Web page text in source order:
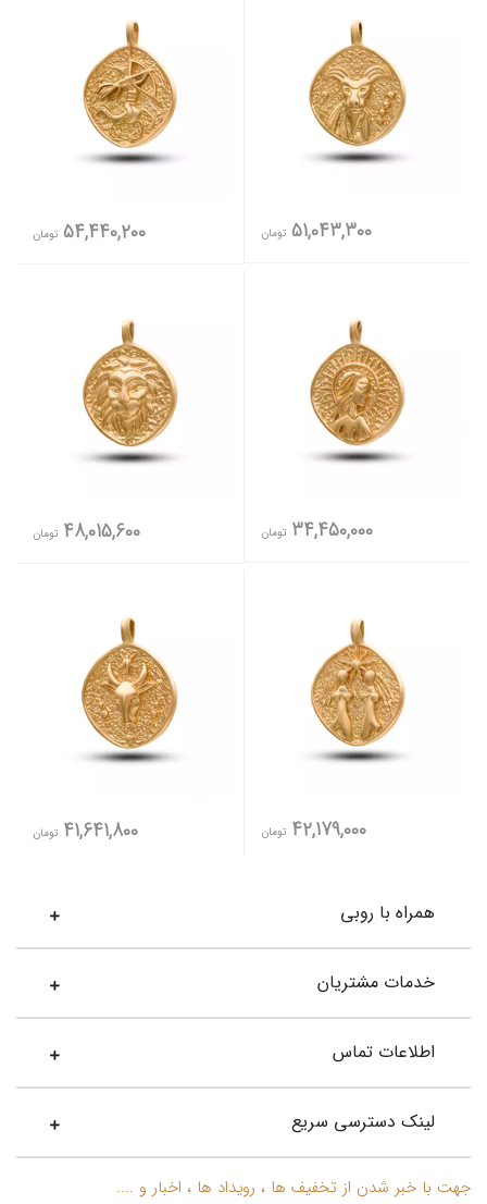
51,043,300 تومان 54,440,200 تومان
34,450,000 تومان 48,015,600 تومان
42,179,000 تومان 41,641,800 تومان
همراه با روبی
خدمات مشتریان
اطلاعات تماس
لینک دسترسی سریع
جهت با خبر شدن از تخفیف ها ، رویداد ها ، اخبار و ....